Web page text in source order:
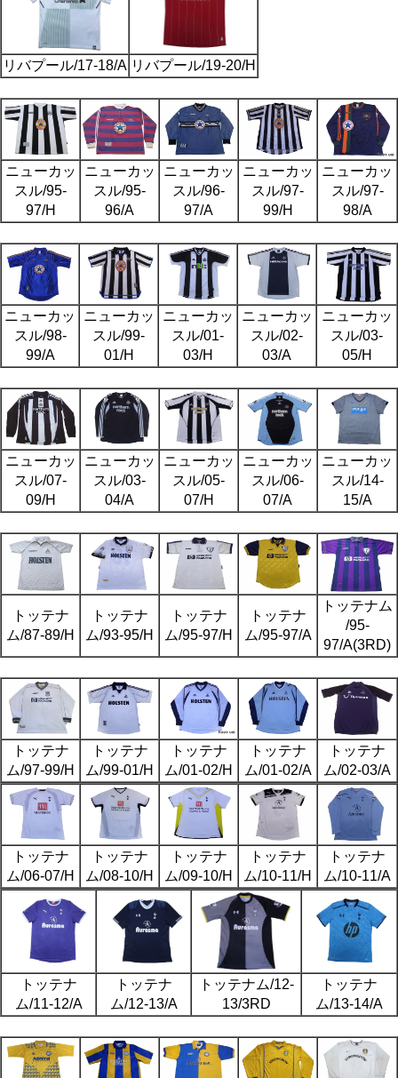
リバプール/17-18/A リバプール/19-20/H
ニューカッ
スル/95-
97/H
ニューカッ
スル/95-
96/A
ニューカッ
スル/96-
97/A
ニューカッ
スル/97-
99/H
ニューカッ
スル/97-
98/A
ニューカッ
スル/98-
99/A
ニューカッ
スル/99-
01/H
ニューカッ
スル/01-
03/H
ニューカッ
スル/02-
03/A
ニューカッ
スル/03-
05/H
ニューカッ
スル/07-
09/H
ニューカッ
スル/03-
04/A
ニューカッ
スル/05-
07/H
ニューカッ
スル/06-
07/A
ニューカッ
スル/14-
15/A
トッテナ
ム/87-89/H
トッテナ
ム/93-95/H
トッテナ
ム/95-97/H
トッテナ
ム/95-97/A
トッテナム
/95-
97/A(3RD)
トッテナ
ム/97-99/H
トッテナ
ム/99-01/H
トッテナ
ム/01-02/H
トッテナ
ム/01-02/A
トッテナ
ム/02-03/A
トッテナ
ム/06-07/H
トッテナ
ム/08-10/H
トッテナ
ム/09-10/H
トッテナ
ム/10-11/H
トッテナ
ム/10-11/A
トッテナ
ム/11-12/A
トッテナ
ム/12-13/A
トッテナム/12-
13/3RD
トッテナ
ム/13-14/A